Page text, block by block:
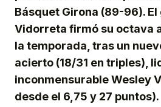
Básquet Girona (89-96).
Vidorreta firmó su octava
la temporada, tras un
acierto (18/31 en triples),
inconmensurable Wesley
desde el 6,75 y 27 puntos).